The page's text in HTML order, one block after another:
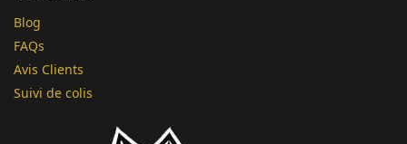
Blog
FAQs
Avis Clients
Suivi de colis